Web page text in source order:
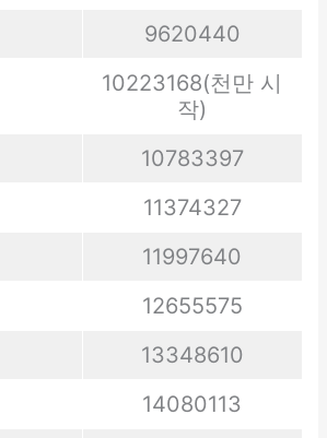
9620440
10223168(천만 시
작)
10783397
11374327
11997640
12655575
13348610
14080113